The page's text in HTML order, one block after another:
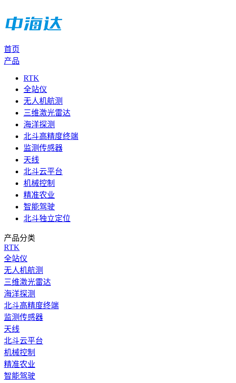
首页
产品
RTK
全站仪
无人机航测
三维激光雷达
海洋探测
北斗高精度终端
监测传感器
天线
北斗云平台
机械控制
精准农业
智能驾驶
北斗独立定位
产品分类
RTK
全站仪
无人机航测
三维激光雷达
海洋探测
北斗高精度终端
监测传感器
天线
北斗云平台
机械控制
精准农业
智能驾驶